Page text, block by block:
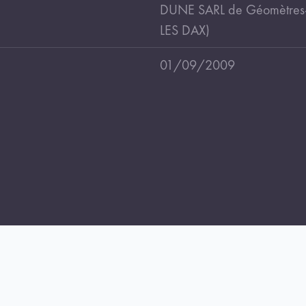
DUNE SARL de
LES DAX)
01/09/2009